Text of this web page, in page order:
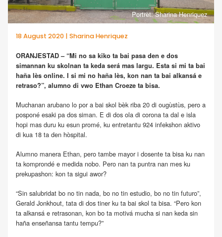
Portrèt: Sharina Henriquez
18 August 2020 | Sharina Henriquez
ORANJESTAD – “Mi no sa kiko ta bai pasa den e dos
simannan ku skolnan ta keda será mas largu. Esta si mi ta bai
haña lès online. I si mi no haña lès, kon nan ta bai alkansá e
retraso?”, alumno di vwo Ethan Croeze ta bisa.
Muchanan arubano lo por a bai skol bèk riba 20 di ougùstùs, pero a
posponé esaki pa dos siman. E di dos ola di corona ta dal e isla
hopi mas duru ku esun promé, ku entretantu 924 infekshon aktivo
di kua 18 ta den hòspital.
Alumno manera Ethan, pero tambe mayor i dosente ta bisa ku nan
ta komprondé e medida nobo. Pero nan ta puntra nan mes ku
prekupashon: kon ta sigui awor?
“Sin salubridat bo no tin nada, bo no tin estudio, bo no tin futuro”,
Gerald Jonkhout, tata di dos tiner ku ta bai skol ta bisa. “Pero kon
ta alkansá e retrasonan, kon bo ta motivá mucha si nan keda sin
haña enseñansa tantu tempu?”